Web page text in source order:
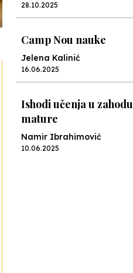
28.10.2025
Camp Nou nauke
Jelena Kalinić
16.06.2025
Ishodi učenja u zahodu
mature
Namir Ibrahimović
10.06.2025